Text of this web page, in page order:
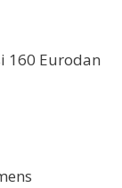
160 Eurodan